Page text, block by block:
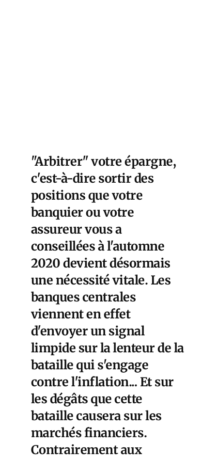
"Arbitrer" votre épargne,
c'est-à-dire sortir des
positions que votre
banquier ou votre
assureur vous a
conseillées à l'automne
2020 devient désormais
une nécessité vitale. Les
banques centrales
viennent en effet
d'envoyer un signal
limpide sur la lenteur de la
bataille qui s'engage
contre l'inflation... Et sur
les dégâts que cette
bataille causera sur les
marchés financiers.
Contrairement aux